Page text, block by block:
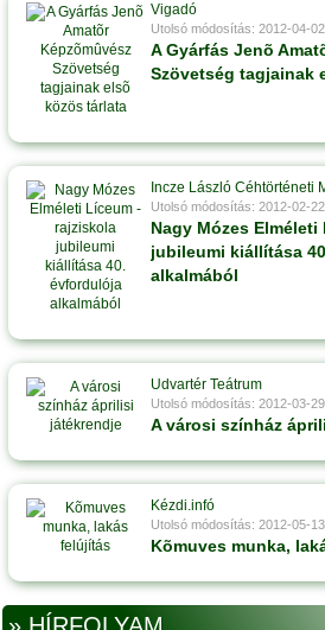
Vigadó
Utolsó módosítás: 2012-04-
A Gyárfás Jenõ
Szövetség tagjainak
Incze László Céhtörténeti
Utolsó módosítás: 2012-02-
Nagy Mózes
jubileumi kiállítása
alkalmából
Udvartér Teátrum
Utolsó módosítás: 2012-03-
A városi színház
Kézdi.infó
Utolsó módosítás: 2012-05-
Kõmuves munka,